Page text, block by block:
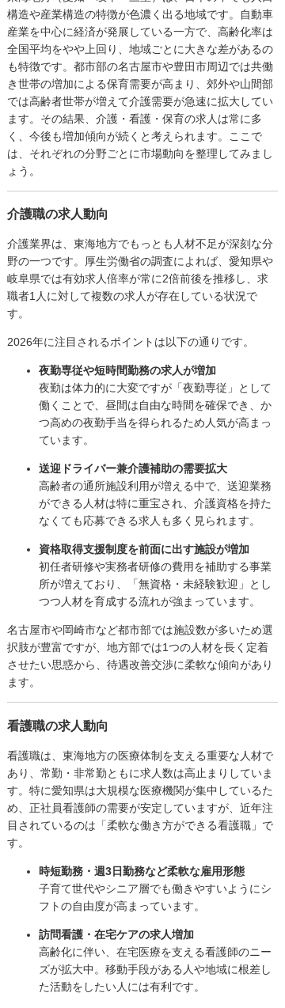
構造や産業構造の特徴が色濃く出る地域です。自動車
産業を中心に経済が発展している一方で、高齢化率は
全国平均をやや上回り、地域ごとに大きな差があるの
も特徴です。都市部の名古屋市や豊田市周辺では共働
き世帯の増加による保育需要が高まり、郊外や山間部
では高齢者世帯が増えて介護需要が急速に拡大してい
ます。その結果、介護・看護・保育の求人は常に多
く、今後も増加傾向が続くと考えられます。ここで
は、それぞれの分野ごとに市場動向を整理してみまし
ょう。
介護職の求人動向
介護業界は、東海地方でもっとも人材不足が深刻な分
野の一つです。厚生労働省の調査によれば、愛知県や
岐阜県では有効求人倍率が常に2倍前後を推移し、求
職者1人に対して複数の求人が存在している状況で
す。
2026年に注目されるポイントは以下の通りです。
夜勤専従や短時間勤務の求人が増加
夜勤は体力的に大変ですが「夜勤専従」として
働くことで、昼間は自由な時間を確保でき、か
つ高めの夜勤手当を得られるため人気が高まっ
ています。
送迎ドライバー兼介護補助の需要拡大
高齢者の通所施設利用が増える中で、送迎業務
ができる人材は特に重宝され、介護資格を持た
なくても応募できる求人も多く見られます。
資格取得支援制度を前面に出す施設が増加
初任者研修や実務者研修の費用を補助する事業
所が増えており、「無資格・未経験歓迎」とし
つつ人材を育成する流れが強まっています。
名古屋市や岡崎市など都市部では施設数が多いため選
択肢が豊富ですが、地方部では1つの人材を長く定着
させたい思惑から、待遇改善交渉に柔軟な傾向があり
ます。
看護職の求人動向
看護職は、東海地方の医療体制を支える重要な人材で
あり、常勤・非常勤ともに求人数は高止まりしていま
す。特に愛知県は大規模な医療機関が集中しているた
め、正社員看護師の需要が安定していますが、近年注
目されているのは「柔軟な働き方ができる看護職」で
す。
時短勤務・週3日勤務など柔軟な雇用形態
子育て世代やシニア層でも働きやすいようにシ
フトの自由度が高まっています。
訪問看護・在宅ケアの求人増加
高齢化に伴い、在宅医療を支える看護師のニー
ズが拡大中。移動手段がある人や地域に根差し
た活動をしたい人には有利です。